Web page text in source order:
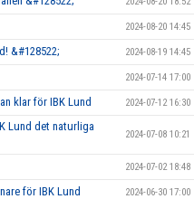
2024-08-20 14:45
&#128522; 2024-08-19 14:45
2024-07-14 17:00
klar för IBK Lund 2024-07-12 16:30
Lund det naturliga
2024-07-08 10:21
2024-07-02 18:48
för IBK Lund 2024-06-30 17:00